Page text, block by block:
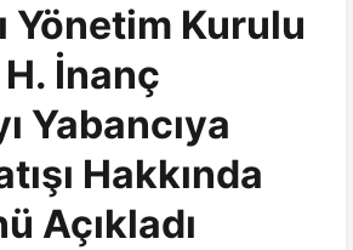
Yönetim Kurulu
H. İnanç
Yabancıya
Hakkında
Açıkladı